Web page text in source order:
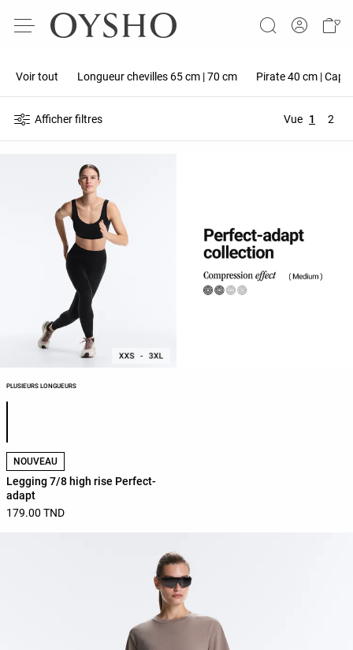
Voir tout Longueur chevilles 65 cm | 70 cm Pirate 40 cm |
Afficher filtres Vue 1 2
PLUSIEURS LONGUEURS
NOUVEAU
Legging 7/8 high rise Perfect-
adapt
179.00 TND